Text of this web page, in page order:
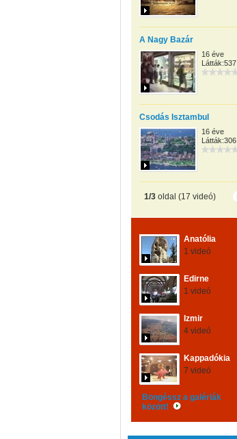
A Nagy Bazár
16 éve
Látták:537
Csodás Isztambul
16 éve
Látták:306
1/3oldal (17 videó)
Anatólia
1 videó
Edirne
1 videó
Izmir
4 videó
Kappadókia
7 videó
Böngéssz a galériák
között!